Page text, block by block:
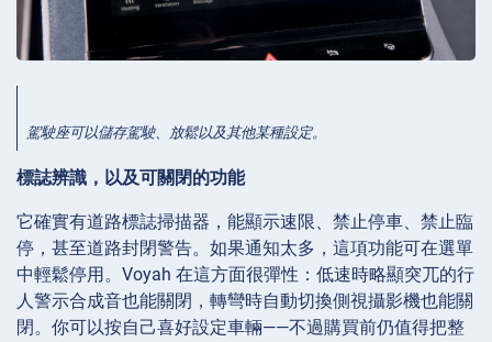
駕駛座可以儲存駕駛、放鬆以及其他某種設定。
標誌辨識，以及可關閉的功能
它確實有道路標誌掃描器，能顯示速限、禁止停車、禁止臨
停，甚至道路封閉警告。如果通知太多，這項功能可在選單
中輕鬆停用。Voyah 在這方面很彈性：低速時略顯突兀的行
人警示合成音也能關閉，轉彎時自動切換側視攝影機也能關
閉。你可以按自己喜好設定車輛——不過購買前仍值得把整